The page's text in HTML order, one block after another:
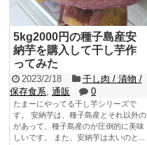
5kg2000円の種子島産安
納芋を購入して干し芋作
ってみた
2023/2/18
干し肉 / 漬物 /
保存食系 通販 0
たまーにやってる干し芋シリーズで
す。 安納芋は、種子島産とそれ以外の
があって、種子島産のが圧倒的に美味
しいです。 また、安納芋は太いのと...